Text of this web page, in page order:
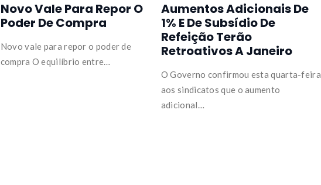
Novo Vale Para Repor O
Poder De Compra
Novo vale para repor o poder de
compra O equilíbrio entre…
Aumentos Adicionais De
1% E De Subsídio De
Refeição Terão
Retroativos A Janeiro
O Governo confirmou esta quarta-feira
aos sindicatos que o aumento
adicional…